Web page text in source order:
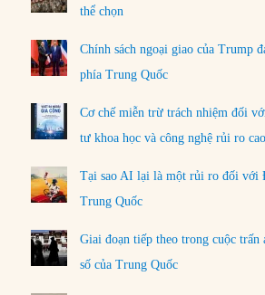
thể chọn
Chính sách ngoại giao của Trump
phía Trung Quốc
Cơ chế miễn trừ trách nhiệm đối
tư khoa học và công nghệ rủi ro cao
Tại sao AI lại là một rủi ro đối với
Trung Quốc
Giai đoạn tiếp theo trong cuộc trấn
số của Trung Quốc